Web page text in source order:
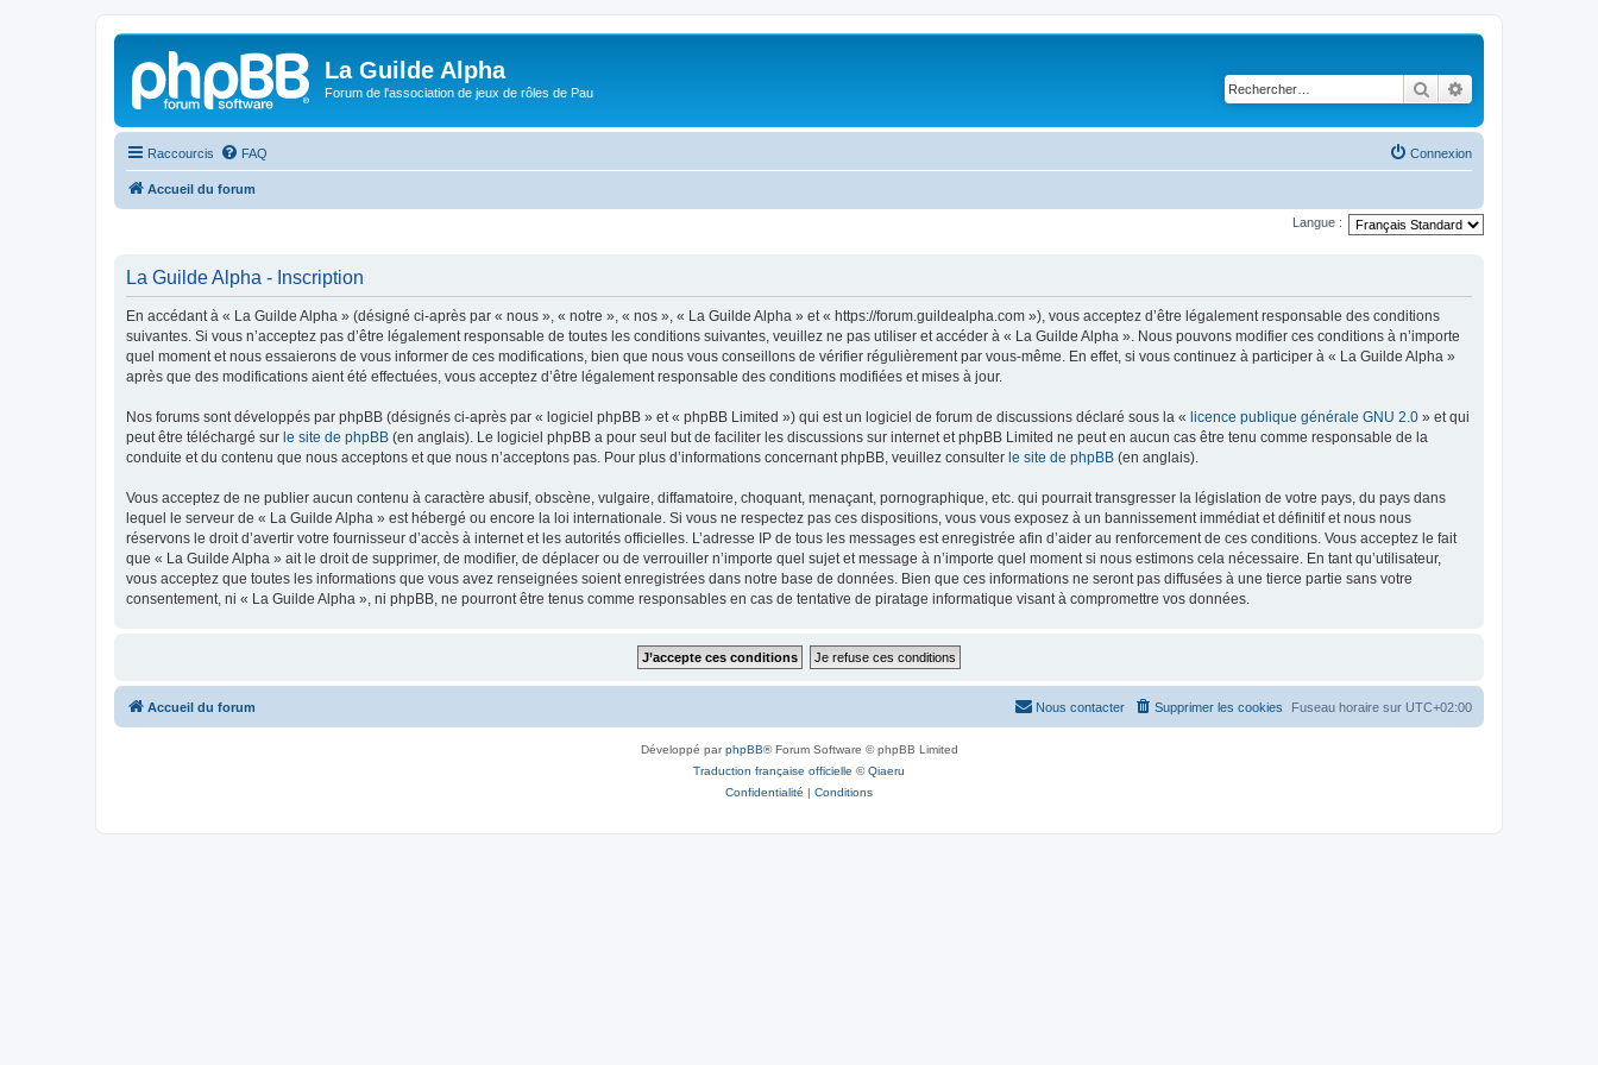
La Guilde Alpha
Forum de l'association de jeux de rôles de Pau Rechercher
Raccourcis FAQ Connexion
Accueil du forum
Langue :
La Guilde Alpha - Inscription
En accédant à « La Guilde Alpha » (désigné ci-après par « nous », « notre », « nos », « La Guilde Alpha » et « https://forum.guildealpha.com »), vous acceptez d’être légalement responsable des conditions
suivantes. Si vous n’acceptez pas d’être légalement responsable de toutes les conditions suivantes, veuillez ne pas utiliser et accéder à « La Guilde Alpha ». Nous pouvons modifier ces conditions à n’importe
quel moment et nous essaierons de vous informer de ces modifications, bien que nous vous conseillons de vérifier régulièrement par vous-même. En effet, si vous continuez à participer à « La Guilde Alpha »
après que des modifications aient été effectuées, vous acceptez d’être légalement responsable des conditions modifiées et mises à jour.
Nos forums sont développés par phpBB (désignés ci-après par « logiciel phpBB » et « phpBB Limited ») qui est un logiciel de forum de discussions déclaré sous la « licence publique générale GNU 2.0 » et qui
peut être téléchargé sur le site de phpBB (en anglais). Le logiciel phpBB a pour seul but de faciliter les discussions sur internet et phpBB Limited ne peut en aucun cas être tenu comme responsable de la
conduite et du contenu que nous acceptons et que nous n’acceptons pas. Pour plus d’informations concernant phpBB, veuillez consulter le site de phpBB (en anglais).
Vous acceptez de ne publier aucun contenu à caractère abusif, obscène, vulgaire, diffamatoire, choquant, menaçant, pornographique, etc. qui pourrait transgresser la législation de votre pays, du pays dans
lequel le serveur de « La Guilde Alpha » est hébergé ou encore la loi internationale. Si vous ne respectez pas ces dispositions, vous vous exposez à un bannissement immédiat et définitif et nous nous
réservons le droit d’avertir votre fournisseur d’accès à internet et les autorités officielles. L’adresse IP de tous les messages est enregistrée afin d’aider au renforcement de ces conditions. Vous acceptez le fait
que « La Guilde Alpha » ait le droit de supprimer, de modifier, de déplacer ou de verrouiller n’importe quel sujet et message à n’importe quel moment si nous estimons cela nécessaire. En tant qu’utilisateur,
vous acceptez que toutes les informations que vous avez renseignées soient enregistrées dans notre base de données. Bien que ces informations ne seront pas diffusées à une tierce partie sans votre
consentement, ni « La Guilde Alpha », ni phpBB, ne pourront être tenus comme responsables en cas de tentative de piratage informatique visant à compromettre vos données.
Accueil du forum Fuseau horaire sur UTC+02:00
Supprimer les cookies
Nous contacter
Développé parphpBB® Forum Software © phpBB Limited
Traduction française officielle ©Qiaeru
Confidentialité | Conditions